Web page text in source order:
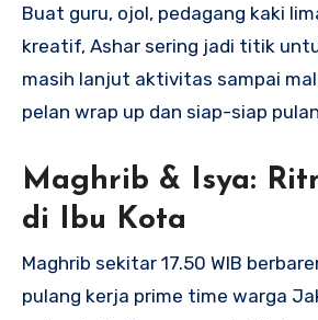
Buat guru, ojol, pedagang kaki
kreatif, Ashar sering jadi titik
masih lanjut aktivitas sampai
pelan wrap up dan siap-siap
Maghrib & Isya:
di Ibu Kota
Maghrib sekitar 17.50 WIB
pulang kerja prime time warga